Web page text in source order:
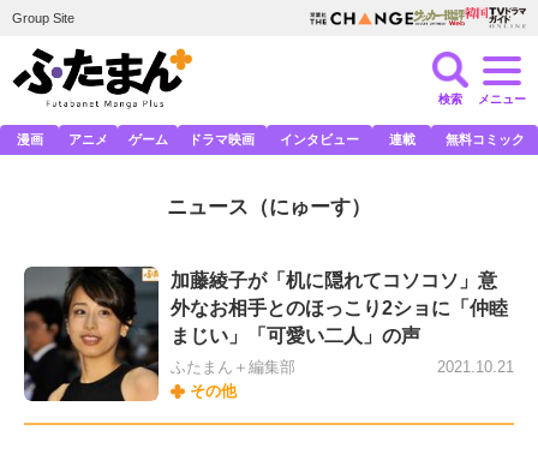
Group Site
検索 メニュー
漫画 アニメ ゲーム ドラマ映画 インタビュー 連載 無料コミック
ニュース （にゅーす）
加藤綾子が「机に隠れてコソコソ」意
外なお相手とのほっこり2ショに「仲睦
まじい」「可愛い二人」の声
ふたまん＋編集部
その他
2021.10.21